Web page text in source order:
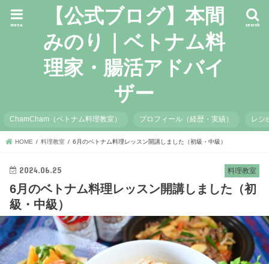
【公式ブログ】本間
みのり｜ベトナム料
理家・腸活アドバイ
ザー
search
menu
ChamCham（ベトナム料理教室） プロフィール（経歴・実績） レシ
HOME 料理教室 6月のベトナム料理レッスン開講しました（初級・中級）
料理教室
2024.06.25
6月のベトナム料理レッスン開講しました（初
級・中級）